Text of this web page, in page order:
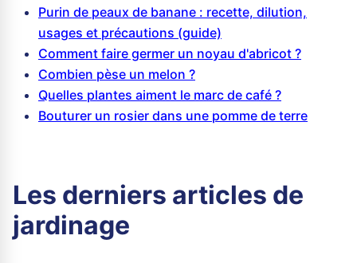
Purin de peaux de banane : recette, dilution,
usages et précautions (guide)
Comment faire germer un noyau d'abricot ?
Combien pèse un melon ?
Quelles plantes aiment le marc de café ?
Bouturer un rosier dans une pomme de terre
Les derniers articles de
jardinage